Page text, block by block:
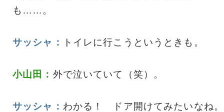
も……。
サッシャ： トイレに行こうというときも。
小山田： 外で泣いていて（笑）。
サッシャ： わかる！ ドア開けてみたいなね。